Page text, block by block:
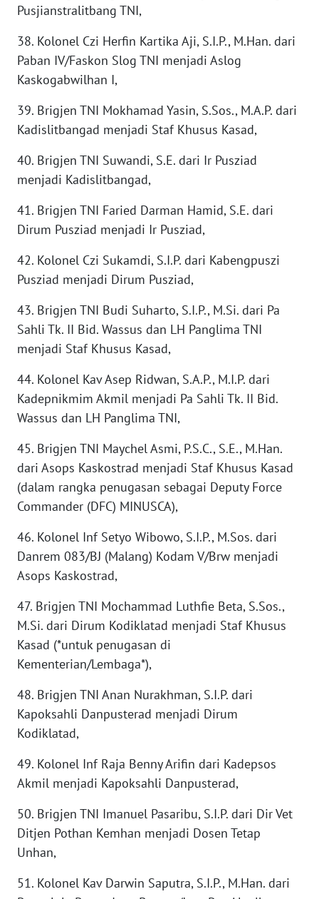
Pusjianstralitbang TNI,
38. Kolonel Czi Herfin Kartika Aji, S.I.P., M.Han. dari
Paban IV/Faskon Slog TNI menjadi Aslog
Kaskogabwilhan I,
39. Brigjen TNI Mokhamad Yasin, S.Sos., M.A.P. dari
Kadislitbangad menjadi Staf Khusus Kasad,
40. Brigjen TNI Suwandi, S.E. dari Ir Pusziad
menjadi Kadislitbangad,
41. Brigjen TNI Faried Darman Hamid, S.E. dari
Dirum Pusziad menjadi Ir Pusziad,
42. Kolonel Czi Sukamdi, S.I.P. dari Kabengpuszi
Pusziad menjadi Dirum Pusziad,
43. Brigjen TNI Budi Suharto, S.I.P., M.Si. dari Pa
Sahli Tk. II Bid. Wassus dan LH Panglima TNI
menjadi Staf Khusus Kasad,
44. Kolonel Kav Asep Ridwan, S.A.P., M.I.P. dari
Kadepnikmim Akmil menjadi Pa Sahli Tk. II Bid.
Wassus dan LH Panglima TNI,
45. Brigjen TNI Maychel Asmi, P.S.C., S.E., M.Han.
dari Asops Kaskostrad menjadi Staf Khusus Kasad
(dalam rangka penugasan sebagai Deputy Force
Commander (DFC) MINUSCA),
46. Kolonel Inf Setyo Wibowo, S.I.P., M.Sos. dari
Danrem 083/BJ (Malang) Kodam V/Brw menjadi
Asops Kaskostrad,
47. Brigjen TNI Mochammad Luthfie Beta, S.Sos.,
M.Si. dari Dirum Kodiklatad menjadi Staf Khusus
Kasad (*untuk penugasan di
Kementerian/Lembaga*),
48. Brigjen TNI Anan Nurakhman, S.I.P. dari
Kapoksahli Danpusterad menjadi Dirum
Kodiklatad,
49. Kolonel Inf Raja Benny Arifin dari Kadepsos
Akmil menjadi Kapoksahli Danpusterad,
50. Brigjen TNI Imanuel Pasaribu, S.I.P. dari Dir Vet
Ditjen Pothan Kemhan menjadi Dosen Tetap
Unhan,
51. Kolonel Kav Darwin Saputra, S.I.P., M.Han. dari
WN
DEPOK
TAPANULI
SAMOSIR
PADANG
LAWAS
WN
SUMEDANG
WN
CIANJUR
KEPULAUAN
SERIBU
TANGERANG
WN
WN
CIREBON
INDRAMAYU
WN
KUNINGAN
WN
MAJALENGKA
SUBANG
SUKABUMI
WN